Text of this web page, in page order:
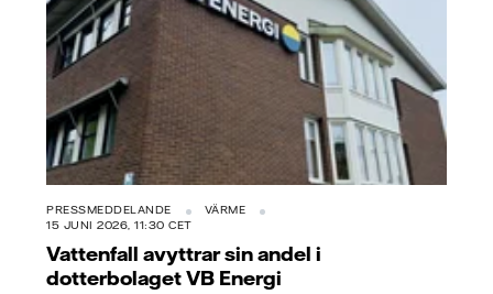
PRESSMEDDELANDE
VÄRME
15 JUNI 2026, 11:30 CET
Vattenfall avyttrar sin andel i
dotterbolaget VB Energi